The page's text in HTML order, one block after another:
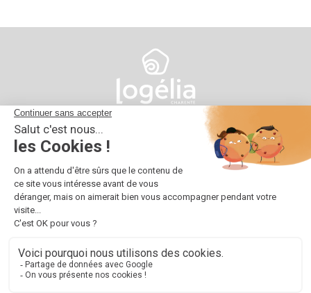
10 impasse d'Austerlitz
05 45 38 66 00
contact@logelia.fr
© 2024 Logélia
Tous droits réservés